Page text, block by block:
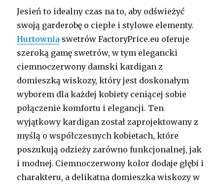
Jesień to idealny czas na to, aby odświeżyć
swoją garderobę o ciepłe i stylowe elementy.
Hurtownia swetrów FactoryPrice.eu oferuje
szeroką gamę swetrów, w tym elegancki
ciemnoczerwony damski kardigan z
domieszką wiskozy, który jest doskonałym
wyborem dla każdej kobiety ceniącej sobie
połączenie komfortu i elegancji. Ten
wyjątkowy kardigan został zaprojektowany z
myślą o współczesnych kobietach, które
poszukują odzieży zarówno funkcjonalnej, jak
i modnej. Ciemnoczerwony kolor dodaje głębi i
charakteru, a delikatna domieszka wiskozy w